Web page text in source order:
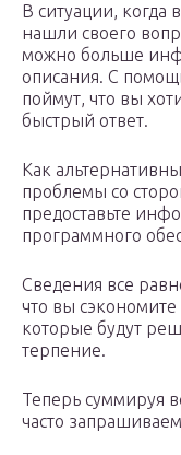
В ситуации, когда
нашли своего
можно больше
описания. С
поймут, что вы
быстрый ответ.
Как
проблемы со
предоставьте
программного
Сведения все
что вы
которые будут
терпение.
Теперь суммируя
часто